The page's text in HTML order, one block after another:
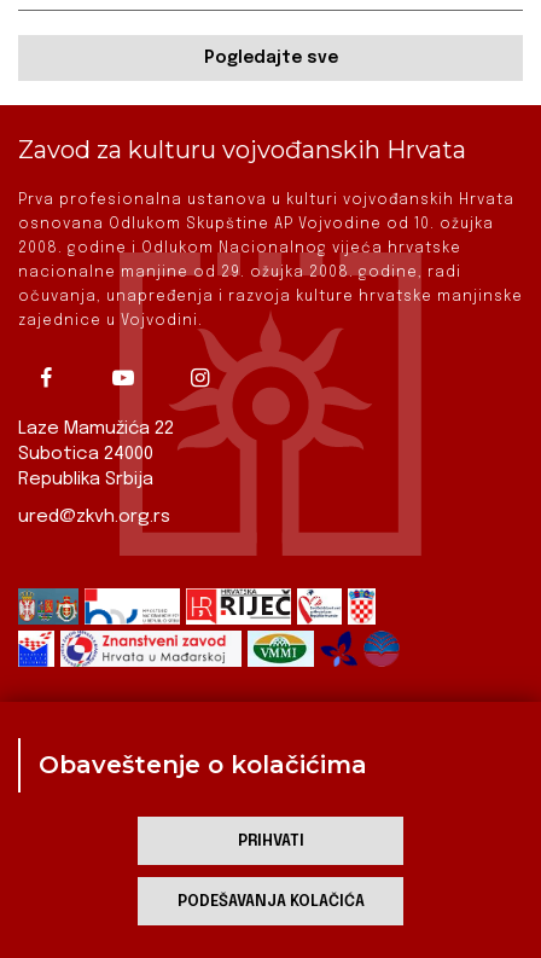
Pogledajte sve
Zavod za kulturu vojvođanskih Hrvata
Prva profesionalna ustanova u kulturi vojvođanskih Hrvata
osnovana Odlukom Skupštine AP Vojvodine od 10. ožujka
2008. godine i Odlukom Nacionalnog vijeća hrvatske
nacionalne manjine od 29. ožujka 2008. godine, radi
očuvanja, unapređenja i razvoja kulture hrvatske manjinske
zajednice u Vojvodini.
Laze Mamužića 22
Subotica 24000
Republika Srbija
ured@zkvh.org.rs
Kulturna scena
Zavod za kulturu vojvođanskih Hrvata
Obaveštenje o kolačićima
PRIHVATI
PODEŠAVANJA KOLAČIĆA